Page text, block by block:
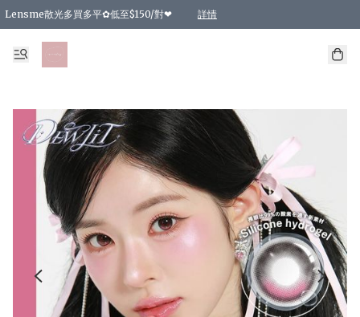
Lensme散光多買多平✿低至$150/對❤ 詳情
台灣Karacon⁩✧日拋 特價清貨❁⃘
日本韓國多款日/月拋現貨☼ 特價❤︎數量有限 售完即止
🇰🇷韓國多款月拋現貨 特價兩對$99✿數量有限 售完即止♫
精選商品，任選買2件或以上9 折；買4件或以上85 折；買6件或以上8 折
精選商品，任選買2件HKD 140.00；買4件HKD 260.00
精選商品，任選買2件HKD 190.00；買4件HKD 360.00
精選商品，任選買2件HKD 110.00；買4件HKD 180.00
精選商品，任選買2件HKD 170.00；買4件HKD 320.00
精選商品，任選買2件或以上減HKD 148.00
精選商品，任選買2件或以上減HKD 148.00
精選商品，任選買2件或以上95 折；買4件或以上9 折；買6件或以上85 折；買8件
精選商品，任選買12件或以上87 折
精選商品，任選買2件或以上減HKD 16.00；買4件或以上減HKD 32.00；買6
精選商品，任選買2件或以上95 折；買4件或以上9 折；買8件或以上85 折；買12
購物滿 HKD 800.00即享免運費優惠！（適用於 特定的送貨方式 )